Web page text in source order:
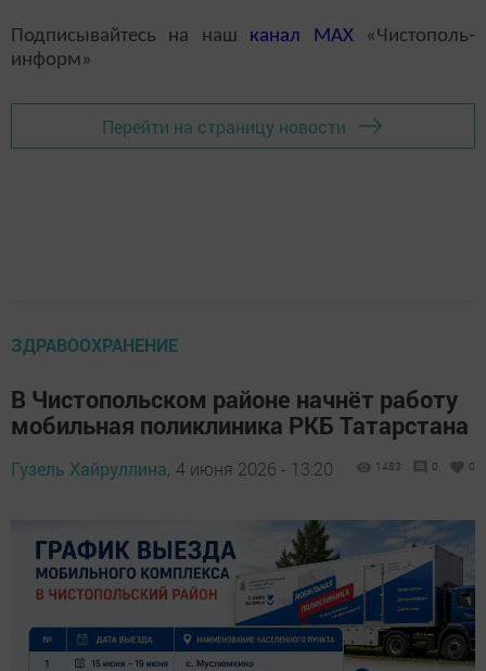
Подписывайтесь на наш канал MAX«Чистополь-
информ»
Перейти на страницу новости
ЗДРАВООХРАНЕНИЕ
В Чистопольском районе начнёт работу
мобильная поликлиника РКБ Татарстана
Гузель Хайруллина, 4 июня 2026 - 13:20 1483 0 0